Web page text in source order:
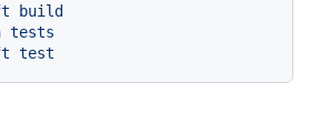
build
tests
test